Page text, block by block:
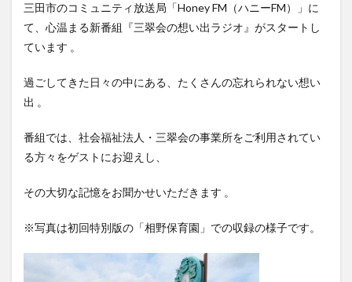
三田市のコミュニティ放送局「Honey FM（ハニーFM）」に
て、心温まる新番組『三翠会の想い出ラジオ』がスタートし
ています 。
過ごしてきた日々の中にある、たくさんの忘れられない想い
出 。
番組では、社会福祉法人・三翠会の事業所をご利用されてい
る方々をゲストにお迎えし、
その大切な記憶をお聞かせいただきます 。
※写真は初回特別版の「相野保育園」での収録の様子です。